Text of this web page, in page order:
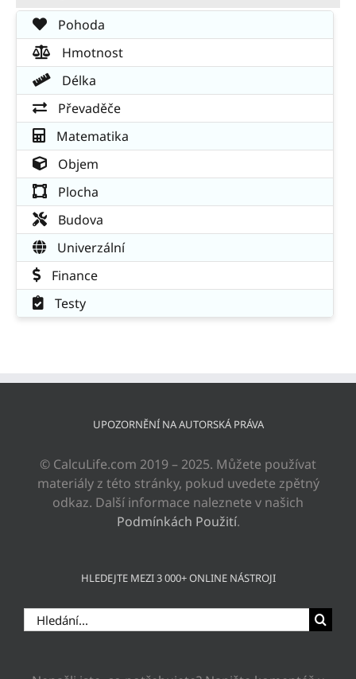
Pohoda
Hmotnost
Délka
Převaděče
Matematika
Objem
Plocha
Budova
Univerzální
Finance
Testy
UPOZORNĚNÍ NA AUTORSKÁ PRÁVA
© CalcuLife.com 2019 – 2025. Můžete používat
materiály z této stránky, pokud uvedete zpětný
odkaz. Další informace naleznete v našich
Podmínkách Použití.
HLEDEJTE MEZI 3 000+ ONLINE NÁSTROJI
Hledat: